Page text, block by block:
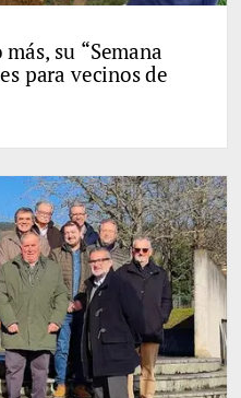
su “Semana
para vecinos de